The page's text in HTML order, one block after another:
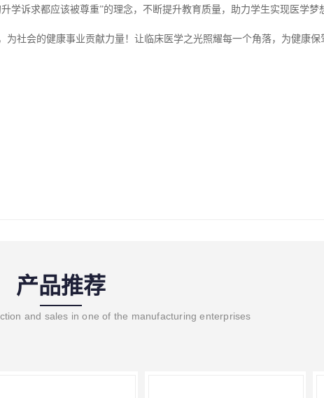
学诉求都应该被尊重”的理念，不断提升教育质量，助力学生实现医学
为社会的健康事业贡献力量！让临床医学之光照耀每一个角落，为健康保
产品推荐
and sales in one of the manufacturing enterprises